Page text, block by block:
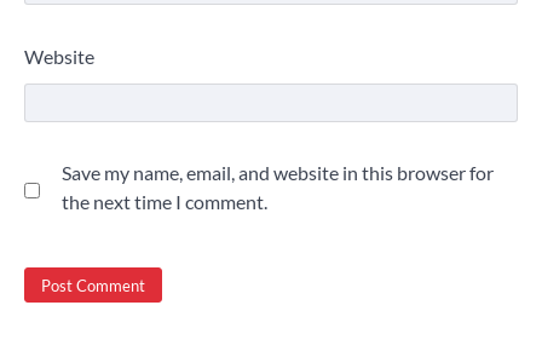
Website
Save my name, email, and website in this browser for
the next time I comment.